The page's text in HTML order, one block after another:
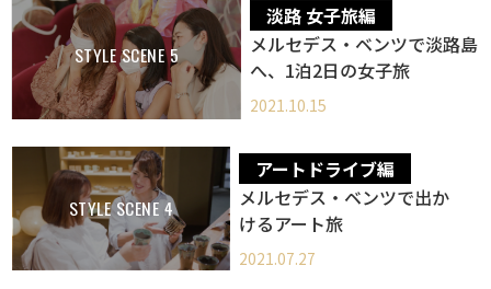
STYLE SCENE 5
淡路 女子旅編
メルセデス・ベンツで淡路島
へ、1泊2日の女子旅
2021.10.15
STYLE SCENE 4
アートドライブ編
メルセデス・ベンツで出か
けるアート旅
2021.07.27